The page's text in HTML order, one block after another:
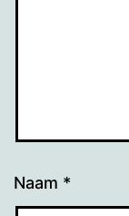
Naam *